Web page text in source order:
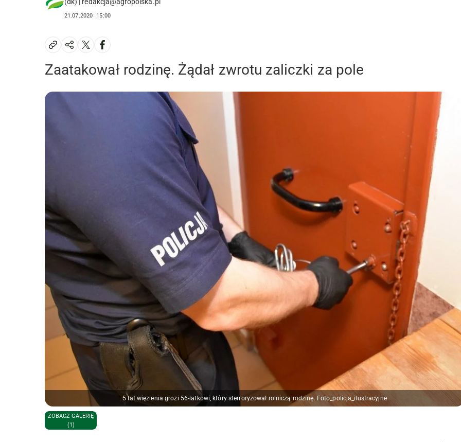
(dk) | redakcja@agropolska.pl
21.07.2020 15:00
Zaatakował rodzinę. Żądał zwrotu zaliczki za pole
5 lat więzienia grozi 56-latkowi, który sterroryzował rolniczą rodzinę. Foto_policja_ilustracyjne
ZOBACZ GALERIĘ
(1)